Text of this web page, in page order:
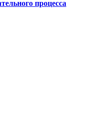
процесса